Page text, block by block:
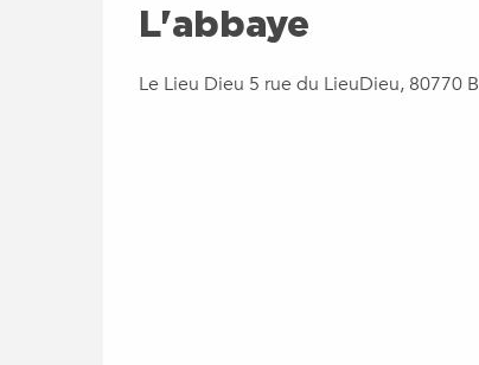
L'abbaye
Le Lieu Dieu 5 rue du LieuDieu, 80770